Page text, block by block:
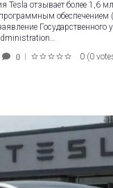
Tesla отзывает более 1,6
0 0 (0